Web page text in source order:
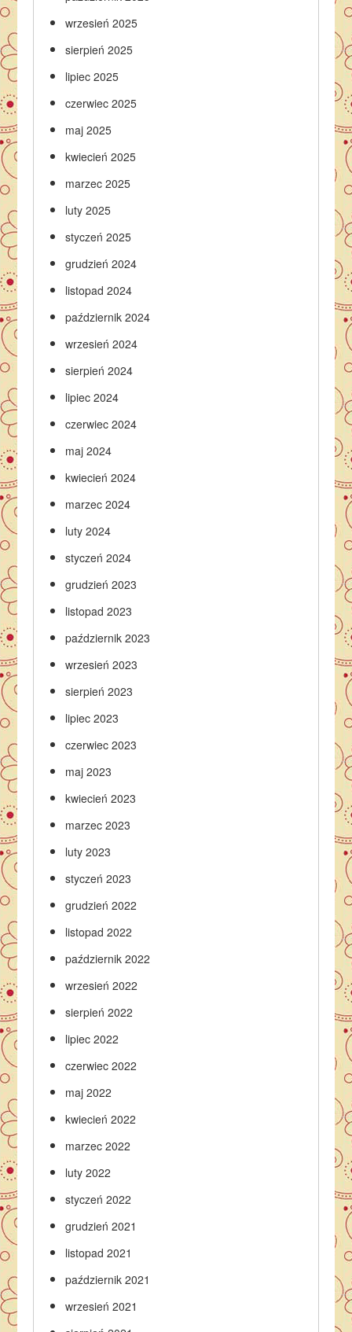
wrzesień 2025
sierpień 2025
lipiec 2025
czerwiec 2025
maj 2025
kwiecień 2025
marzec 2025
luty 2025
styczeń 2025
grudzień 2024
listopad 2024
październik 2024
wrzesień 2024
sierpień 2024
lipiec 2024
czerwiec 2024
maj 2024
kwiecień 2024
marzec 2024
luty 2024
styczeń 2024
grudzień 2023
listopad 2023
październik 2023
wrzesień 2023
sierpień 2023
lipiec 2023
czerwiec 2023
maj 2023
kwiecień 2023
marzec 2023
luty 2023
styczeń 2023
grudzień 2022
listopad 2022
październik 2022
wrzesień 2022
sierpień 2022
lipiec 2022
czerwiec 2022
maj 2022
kwiecień 2022
marzec 2022
luty 2022
styczeń 2022
grudzień 2021
listopad 2021
październik 2021
wrzesień 2021